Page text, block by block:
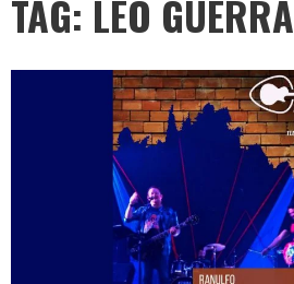
TAG: LÉO GUERRA